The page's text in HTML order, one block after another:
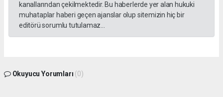
kanallarından çekilmektedir. Bu haberlerde yer alan hukuki
muhataplar haberi geçen ajanslar olup sitemizin hiç bir
editörü sorumlu tutulamaz...
Okuyucu Yorumları (0)